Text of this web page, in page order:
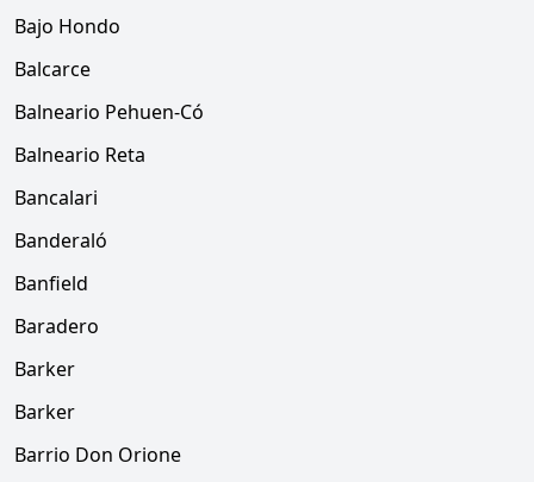
Bajo Hondo
Balcarce
Balneario Pehuen-Có
Balneario Reta
Bancalari
Banderaló
Banfield
Baradero
Barker
Barker
Barrio Don Orione